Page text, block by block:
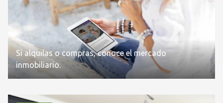
Si alquilas o compras, conoce el mercado
inmobiliario.